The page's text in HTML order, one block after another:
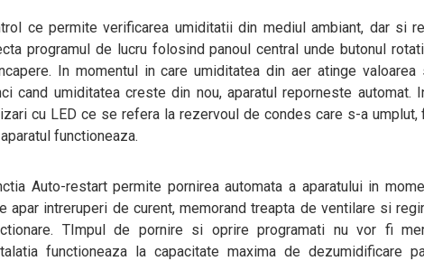
ce permite verificarea umiditatii din mediul ambiant, dar si
programul de lucru folosind panoul central unde butonul
In momentul in care umiditatea din aer atinge valoarea
cand umiditatea creste din nou, aparatul reporneste automat.
cu LED ce se refera la rezervoul de condes care s-a umplut,
functioneaza.
Auto-restart permite pornirea automata a aparatului in
apar intreruperi de curent, memorand treapta de ventilare si
TImpul de pornire si oprire programati nu vor fi
functioneaza la capacitate maxima de dezumidificare